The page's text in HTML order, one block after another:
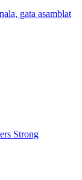
gata asamblat
Strong